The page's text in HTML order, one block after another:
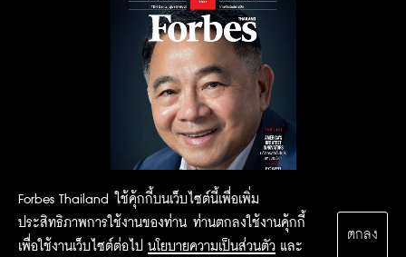
Forbes Thailand ใช้คุ้กกี้บนเว็บไซต์นี้เพื่อเพิ่ม
ประสิทธิภาพการใช้งานของท่าน ท่านตกลงใช้งานคุ้กกี้
เพื่อใช้งานเว็บไซต์ต่อไป นโยบายความเป็นส่วนตัว และ
ตกลง